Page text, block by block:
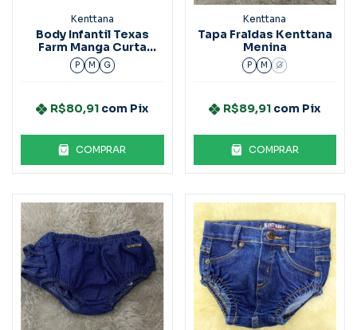
Kenttana
Body Infantil Texas
Farm Manga Curta
Bm002 - Preto
P M G
R$80,91 com Pix
COMPRAR
Kenttana
Tapa Fraldas Kenttana
Menina
P M G
R$89,91 com Pix
COMPRAR